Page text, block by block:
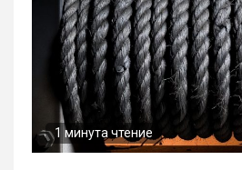
1 минута чтение